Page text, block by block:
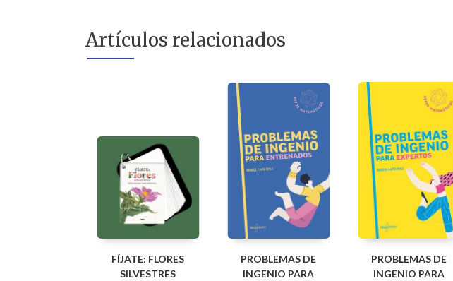
Artículos relacionados
FÍJATE: FLORES
SILVESTRES
PROBLEMAS DE
INGENIO PARA
PROBLEMAS DE
INGENIO PARA